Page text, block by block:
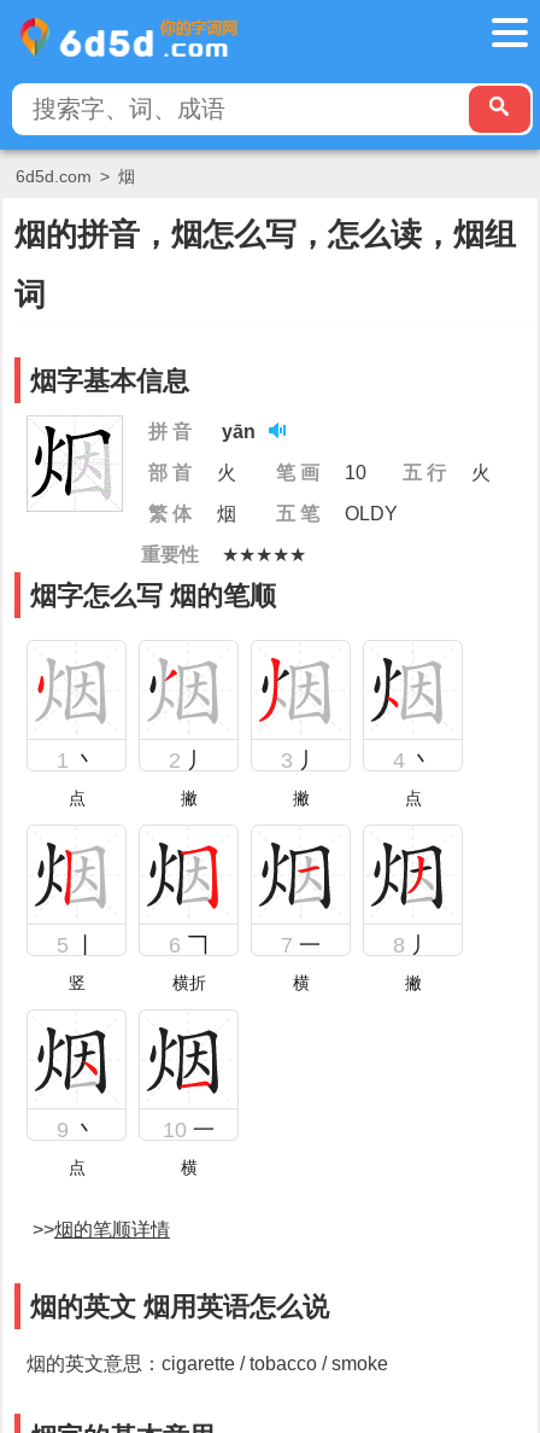
6d5d.com > 烟
烟的拼音，烟怎么写，怎么读，烟组
词
烟字基本信息
拼 音
yān
部 首
火 笔 画 10 五 行
火
繁 体
烟 五 笔
OLDY
重要性
★★★★★
烟字怎么写 烟的笔顺
1 丶
点
2 丿
撇
3 丿
撇
4 丶
点
5
竖
6 𠃍
横折
7 一
横
8 丿
撇
9 丶
点
10 一
横
>>烟的笔顺详情
烟的英文 烟用英语怎么说
烟的英文意思：cigarette / tobacco / smoke